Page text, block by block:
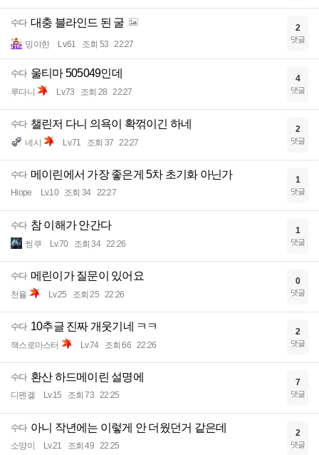
수다 대충 블라인드 된 굴
밍야한 Lv.61 조회 53 22:27
2
댓글
수다 울티마 505049인데
루다니 Lv.73 조회 28 22:27
4
댓글
수다 챌린저 다니 의욕이 확꺾이긴 하네
네시 Lv.71 조회 37 22:27
2
댓글
수다 메이린에서 가장 좋은게 5차 초기화 아닌가
Hiope Lv.10 조회 34 22:27
1
댓글
수다 참 이해가 안간다
씽쿠 Lv.70 조회 34 22:26
1
댓글
수다 메린이가 질문이 있어요
천율 Lv.25 조회 25 22:26
0
댓글
수다 10추글 진짜 개웃기네 ㅋㅋ
잭스로마스터 Lv.74 조회 66 22:26
2
댓글
수다 환산 하드메이린 설명에
디펜겔 Lv.15 조회 73 22:25
7
댓글
수다 아니 작년에는 이렇게 안 더웠던거 같은데
소먕이 Lv.21 조회 49 22:25
2
댓글